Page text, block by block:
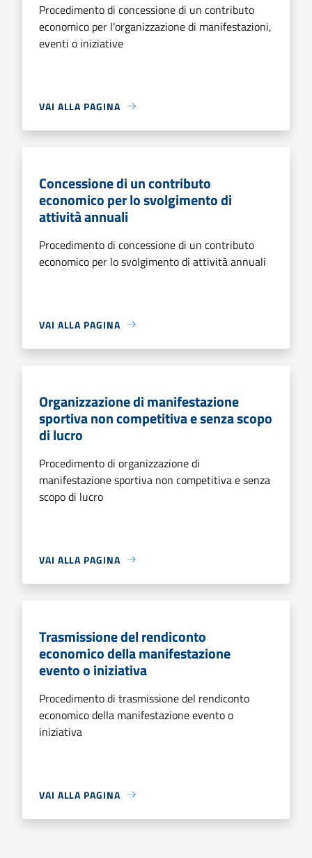
Procedimento di concessione di un contributo
economico per l'organizzazione di manifestazioni,
eventi o iniziative
VAI ALLA PAGINA
Concessione di un contributo
economico per lo svolgimento di
attività annuali
Procedimento di concessione di un contributo
economico per lo svolgimento di attività annuali
VAI ALLA PAGINA
Organizzazione di manifestazione
sportiva non competitiva e senza scopo
di lucro
Procedimento di organizzazione di
manifestazione sportiva non competitiva e senza
scopo di lucro
VAI ALLA PAGINA
Trasmissione del rendiconto
economico della manifestazione
evento o iniziativa
Procedimento di trasmissione del rendiconto
economico della manifestazione evento o
iniziativa
VAI ALLA PAGINA